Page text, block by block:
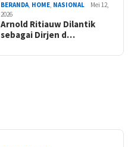
BERANDA, HOME, NASIONAL
Mei 12,
2026
Arnold Ritiauw Dilantik
sebagai Dirjen d…